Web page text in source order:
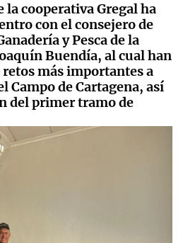
la cooperativa Gregal ha
con el consejero de
y Pesca de la
Buendía, al cual han
más importantes a
Campo de Cartagena, así
del primer tramo de